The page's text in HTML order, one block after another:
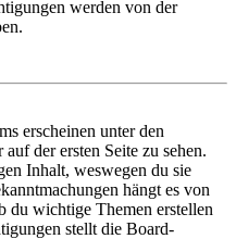
werden von der
erscheinen unter den
der ersten Seite zu sehen.
Inhalt, weswegen du sie
hängt es von
du wichtige Themen erstellen
stellt die Board-